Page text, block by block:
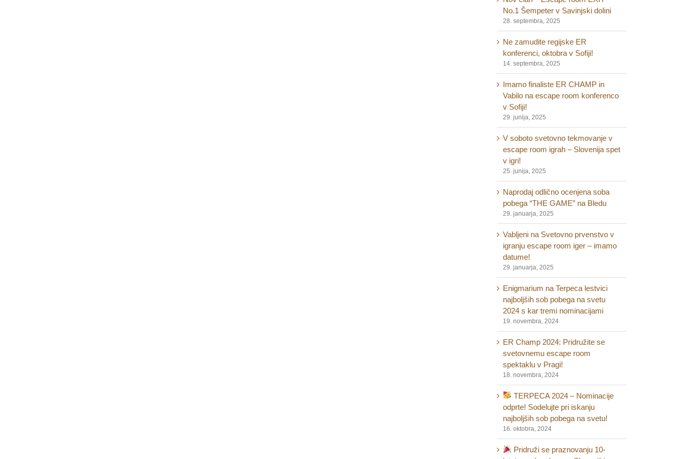
No.1 Šempeter v Savinjski dolini
28. septembra, 2025
Ne zamudite regijske ER
konferenci, oktobra v Sofiji!
14. septembra, 2025
Imamo finaliste ER CHAMP in
Vabilo na escape room konferenco
v Sofiji!
29. junija, 2025
V soboto svetovno tekmovanje v
escape room igrah – Slovenija spet
v igri!
25. junija, 2025
Naprodaj odlično ocenjena soba
pobega “THE GAME” na Bledu
29. januarja, 2025
Vabljeni na Svetovno prvenstvo v
igranju escape room iger – imamo
datume!
29. januarja, 2025
Enigmarium na Terpeca lestvici
najboljših sob pobega na svetu
2024 s kar tremi nominacijami
19. novembra, 2024
ER Champ 2024: Pridružite se
svetovnemu escape room
spektaklu v Pragi!
18. novembra, 2024
TERPECA 2024 – Nominacije
odprte! Sodelujte pri iskanju
najboljših sob pobega na svetu!
16. oktobra, 2024
Pridruži se praznovanju 10-